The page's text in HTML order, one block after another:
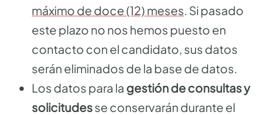
máximo de doce (12) meses. Si pasado
este plazo no nos hemos puesto en
contacto con el candidato, sus datos
serán eliminados de la base de datos.
Los datos para la gestión de consultas y
solicitudesse conservarán durante el